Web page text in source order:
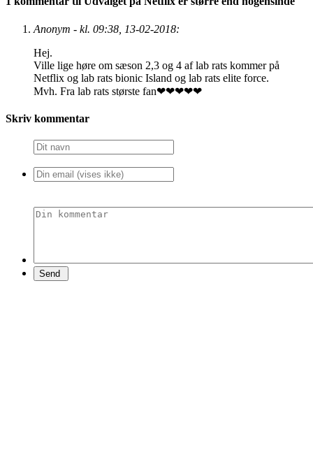
Anonym - kl. 09:38, 13-02-2018:
Hej.
Ville lige høre om sæson 2,3 og 4 af lab rats kommer på
Netflix og lab rats bionic Island og lab rats elite force.
Mvh. Fra lab rats største fan❤❤❤❤❤
Skriv kommentar